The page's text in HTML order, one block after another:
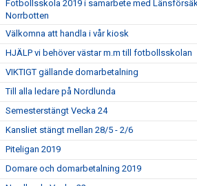
Fotbollsskola 2019 i samarbete med
Norrbotten
Välkomna att handla i vår kiosk
HJÄLP vi behöver västar m.m till fotbollsskolan
VIKTIGT gällande domarbetalning
Till alla ledare på Nordlunda
Semesterstängt Vecka 24
Kansliet stängt mellan 28/5 - 2/6
Piteligan 2019
Domare och domarbetalning 2019